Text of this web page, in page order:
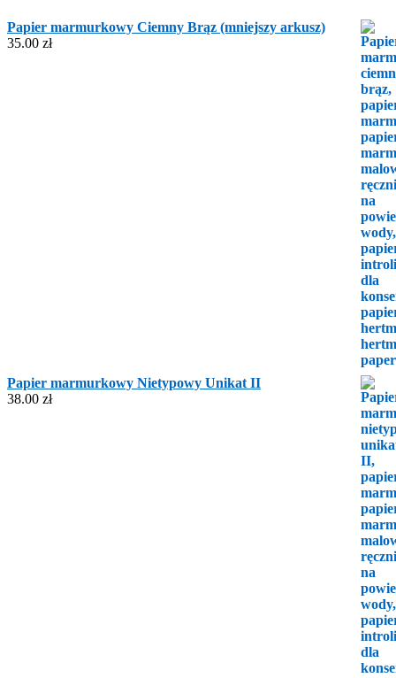
Papier marmurkowy Ciemny Brąz (mniejszy arkusz)
35.00 zł
Papier marmurkowy Nietypowy Unikat II
38.00 zł